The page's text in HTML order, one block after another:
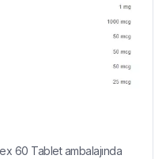
60 Tablet ambalajında